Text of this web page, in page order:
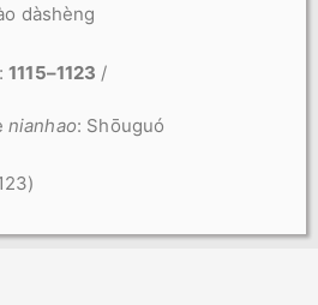
dàshèng
1115–1123 /
nianhao: Shōuguó